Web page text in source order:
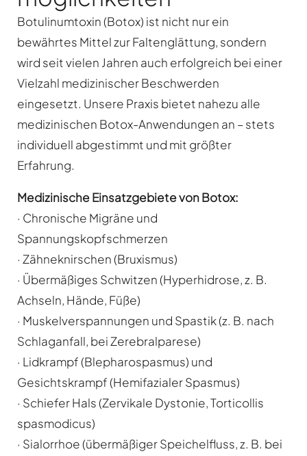
Botulinumtoxin (Botox) ist nicht nur ein
bewährtes Mittel zur Faltenglättung, sondern
wird seit vielen Jahren auch erfolgreich bei einer
Vielzahl medizinischer Beschwerden
eingesetzt. Unsere Praxis bietet nahezu alle
medizinischen Botox-Anwendungen an – stets
individuell abgestimmt und mit größter
Erfahrung.
Medizinische Einsatzgebiete von Botox:
· Chronische Migräne und
Spannungskopfschmerzen
· Zähneknirschen (Bruxismus)
· Übermäßiges Schwitzen (Hyperhidrose, z. B.
Achseln, Hände, Füße)
· Muskelverspannungen und Spastik (z. B. nach
Schlaganfall, bei Zerebralparese)
· Lidkrampf (Blepharospasmus) und
Gesichtskrampf (Hemifazialer Spasmus)
· Schiefer Hals (Zervikale Dystonie, Torticollis
spasmodicus)
· Sialorrhoe (übermäßiger Speichelfluss, z. B. bei